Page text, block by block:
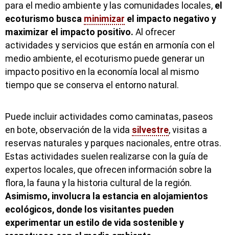
para el medio ambiente y las comunidades locales, el
ecoturismo busca minimizar el impacto negativo y
maximizar el impacto positivo. Al ofrecer
actividades y servicios que están en armonía con el
medio ambiente, el ecoturismo puede generar un
impacto positivo en la economía local al mismo
tiempo que se conserva el entorno natural.
Puede incluir actividades como caminatas, paseos
en bote, observación de la vida silvestre, visitas a
reservas naturales y parques nacionales, entre otras.
Estas actividades suelen realizarse con la guía de
expertos locales, que ofrecen información sobre la
flora, la fauna y la historia cultural de la región.
Asimismo, involucra la estancia en alojamientos
ecológicos, donde los visitantes pueden
experimentar un estilo de vida sostenible y